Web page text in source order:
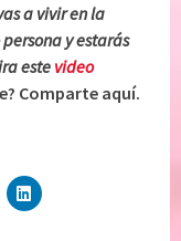
a vivir en la
y estarás
este video
Comparte aquí.